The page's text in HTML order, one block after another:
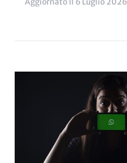
Aggiornato Il 6 Luglio 2026